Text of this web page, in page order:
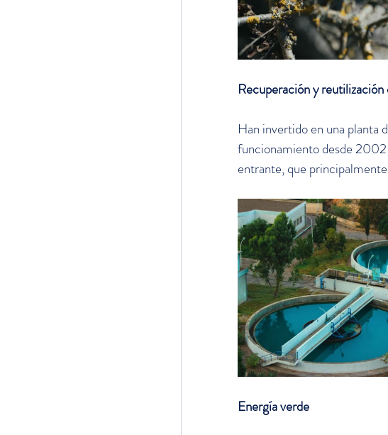
Recuperación y reutilización
Han invertido en una planta
funcionamiento desde
entrante, que
Energía verde